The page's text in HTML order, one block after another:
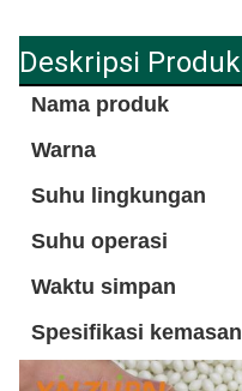
Deskripsi Produk
Nama produk
Warna
Suhu lingkungan
Suhu operasi
Waktu simpan
Spesifikasi kemasan